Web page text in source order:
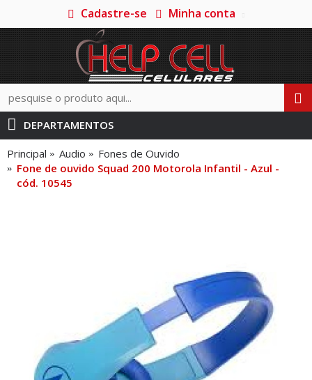
Cadastre-se Minha conta
DEPARTAMENTOS
Principal Audio
Fones de Ouvido
Fone de ouvido Squad 200 Motorola Infantil - Azul -
cód. 10545